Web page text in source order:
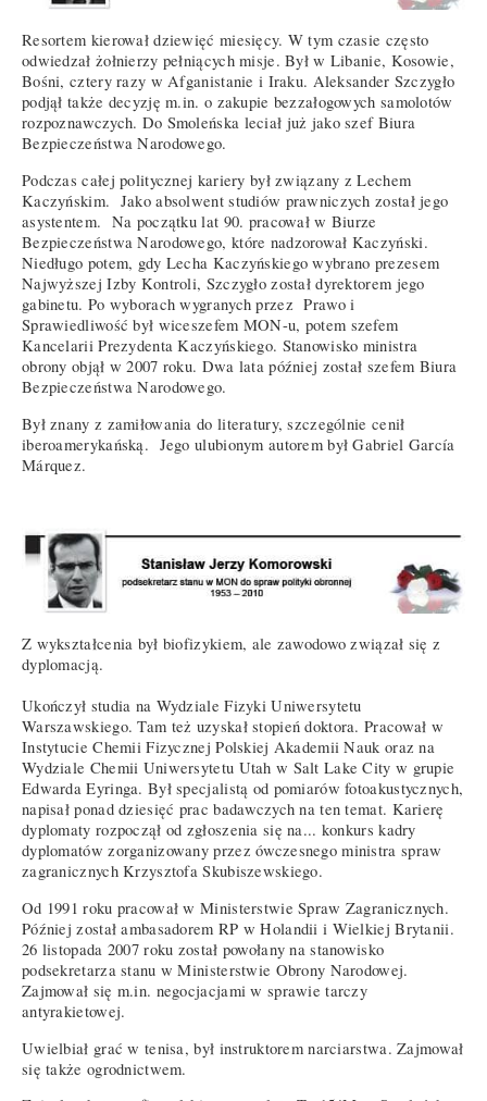
Resortem kierował dziewięć miesięcy. W tym czasie często
odwiedzał żołnierzy pełniących misje. Był w Libanie, Kosowie,
Bośni, cztery razy w Afganistanie i Iraku. Aleksander Szczygło
podjął także decyzję m.in. o zakupie bezzałogowych samolotów
rozpoznawczych. Do Smoleńska leciał już jako szef Biura
Bezpieczeństwa Narodowego.
Podczas całej politycznej kariery był związany z Lechem
Kaczyńskim. Jako absolwent studiów prawniczych został jego
asystentem. Na początku lat 90. pracował w Biurze
Bezpieczeństwa Narodowego, które nadzorował Kaczyński.
Niedługo potem, gdy Lecha Kaczyńskiego wybrano prezesem
Najwyższej Izby Kontroli, Szczygło został dyrektorem jego
gabinetu. Po wyborach wygranych przez Prawo i
Sprawiedliwość był wiceszefem MON-u, potem szefem
Kancelarii Prezydenta Kaczyńskiego. Stanowisko ministra
obrony objął w 2007 roku. Dwa lata później został szefem Biura
Bezpieczeństwa Narodowego.
Był znany z zamiłowania do literatury, szczególnie cenił
iberoamerykańską. Jego ulubionym autorem był Gabriel García
Márquez.
Z wykształcenia był biofizykiem, ale zawodowo związał się z
dyplomacją.
Ukończył studia na Wydziale Fizyki Uniwersytetu
Warszawskiego. Tam też uzyskał stopień doktora. Pracował w
Instytucie Chemii Fizycznej Polskiej Akademii Nauk oraz na
Wydziale Chemii Uniwersytetu Utah w Salt Lake City w grupie
Edwarda Eyringa. Był specjalistą od pomiarów fotoakustycznych,
napisał ponad dziesięć prac badawczych na ten temat. Karierę
dyplomaty rozpoczął od zgłoszenia się na... konkurs kadry
dyplomatów zorganizowany przez ówczesnego ministra spraw
zagranicznych Krzysztofa Skubiszewskiego.
Od 1991 roku pracował w Ministerstwie Spraw Zagranicznych.
Później został ambasadorem RP w Holandii i Wielkiej Brytanii.
26 listopada 2007 roku został powołany na stanowisko
podsekretarza stanu w Ministerstwie Obrony Narodowej.
Zajmował się m.in. negocjacjami w sprawie tarczy
antyrakietowej.
Uwielbiał grać w tenisa, był instruktorem narciarstwa. Zajmował
się także ogrodnictwem.